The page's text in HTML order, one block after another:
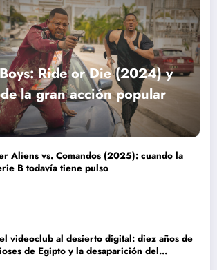
Ride or Die (2024) y
la gran acción popular
Aliens vs. Comandos (2025): cuando la
B todavía tiene pulso
videoclub al desierto digital: diez años de
de Egipto y la desaparición del